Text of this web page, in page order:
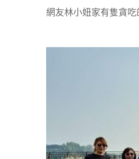
網友林小妞家有隻貪